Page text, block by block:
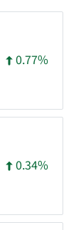
0.77%
0.34%